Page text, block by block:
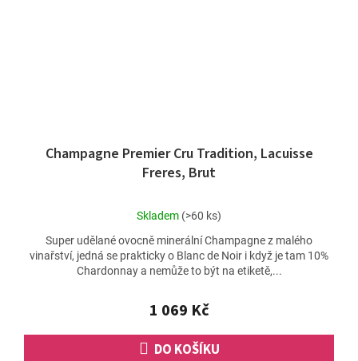
Champagne Premier Cru Tradition, Lacuisse
Freres, Brut
Průměrné
produktu
je
5,0
5
hvězdiček.
Skladem (>60 ks)
1 069 Kč
DO KOŠÍKU
Super udělané ovocně minerální Champagne z malého
vinařství, jedná se prakticky o Blanc de Noir i když je tam 10%
Chardonnay a nemůže to být na etiketě,...